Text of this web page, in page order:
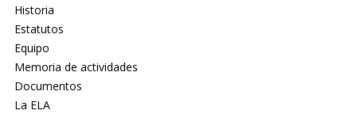
Historia
Estatutos
Equipo
Memoria de actividades
Documentos
La ELA